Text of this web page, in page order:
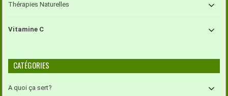
Thérapies Naturelles
Vitamine C
CATÉGORIES
A quoi ça sert?